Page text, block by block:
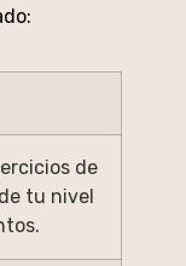
de
tu nivel